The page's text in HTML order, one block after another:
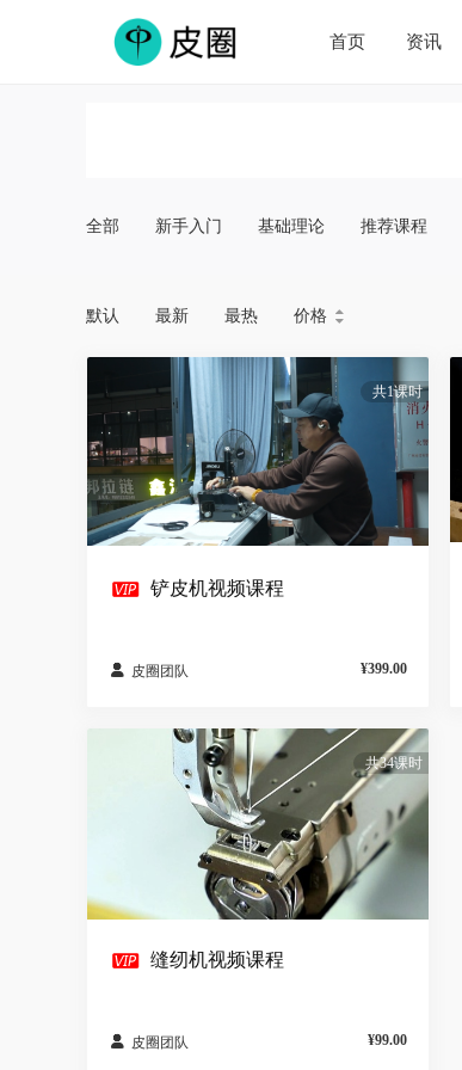
首页 资讯
全部 新手入门 基础理论 推荐课程
默认 最新 最热 价格 

共1课时
 铲皮机视频课程
 皮圈团队 ¥399.00
共34课时
 缝纫机视频课程
 皮圈团队 ¥99.00